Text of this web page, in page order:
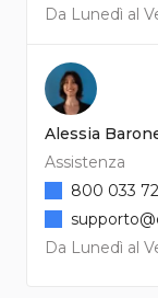
Da Lunedì al
Alessia
Assistenza
Da Lunedì al
800 033